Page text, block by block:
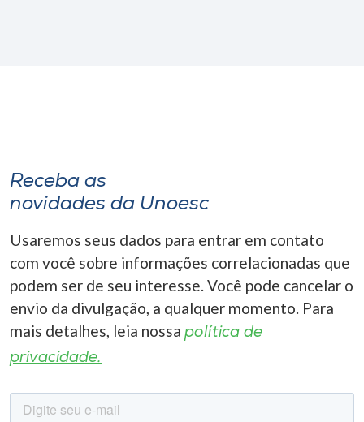
Receba as
novidades da Unoesc
Usaremos seus dados para entrar em contato
com você sobre informações correlacionadas que
podem ser de seu interesse. Você pode cancelar o
envio da divulgação, a qualquer momento. Para
mais detalhes, leia nossa política de
privacidade.